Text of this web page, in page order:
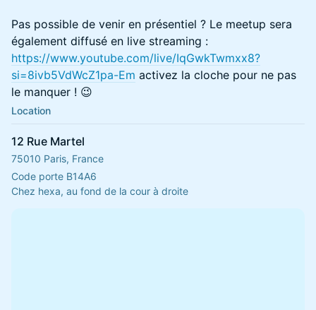
Pas possible de venir en présentiel ? Le meetup sera
également diffusé en live streaming :
https://www.youtube.com/live/IqGwkTwmxx8?
si=8ivb5VdWcZ1pa-Em activez la cloche pour ne pas
le manquer ! 😉
Location
12 Rue Martel
75010 Paris, France
Code porte B14A6
Chez hexa, au fond de la cour à droite